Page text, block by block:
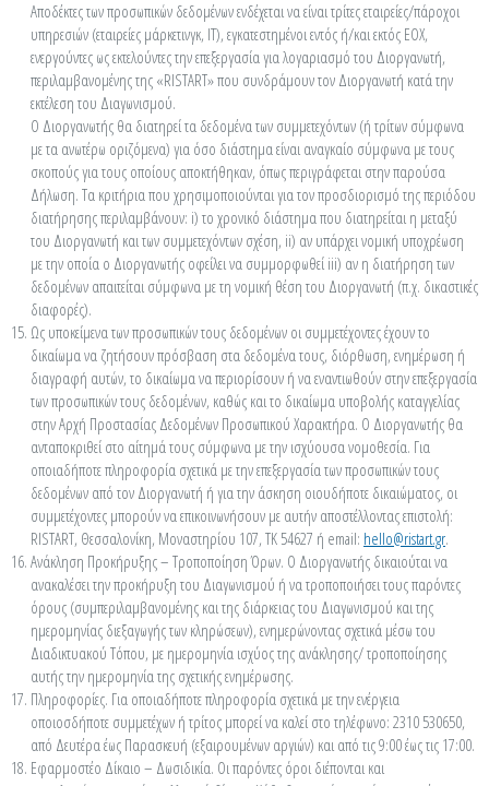
Αποδέκτες των προσωπικών δεδομένων ενδέχεται να είναι τρίτες εταιρείες/πάροχοι
υπηρεσιών (εταιρείες μάρκετινγκ, ΙΤ), εγκατεστημένοι εντός ή/και εκτός ΕΟΧ,
ενεργούντες ως εκτελούντες την επεξεργασία για λογαριασμό του Διοργανωτή,
περιλαμβανομένης της «RISTART» που συνδράμουν τον Διοργανωτή κατά την
εκτέλεση του Διαγωνισμού.
Ο Διοργανωτής θα διατηρεί τα δεδομένα των συμμετεχόντων (ή τρίτων σύμφωνα
με τα ανωτέρω οριζόμενα) για όσο διάστημα είναι αναγκαίο σύμφωνα με τους
σκοπούς για τους οποίους αποκτήθηκαν, όπως περιγράφεται στην παρούσα
Δήλωση. Τα κριτήρια που χρησιμοποιούνται για τον προσδιορισμό της περιόδου
διατήρησης περιλαμβάνουν: i) το χρονικό διάστημα που διατηρείται η μεταξύ
του Διοργανωτή και των συμμετεχόντων σχέση, ii) αν υπάρχει νομική υποχρέωση
με την οποία ο Διοργανωτής οφείλει να συμμορφωθεί iii) αν η διατήρηση των
δεδομένων απαιτείται σύμφωνα με τη νομική θέση του Διοργανωτή (π.χ. δικαστικές
διαφορές).
Ως υποκείμενα των προσωπικών τους δεδομένων οι συμμετέχοντες έχουν το
δικαίωμα να ζητήσουν πρόσβαση στα δεδομένα τους, διόρθωση, ενημέρωση ή
διαγραφή αυτών, το δικαίωμα να περιορίσουν ή να εναντιωθούν στην επεξεργασία
των προσωπικών τους δεδομένων, καθώς και το δικαίωμα υποβολής καταγγελίας
στην Αρχή Προστασίας Δεδομένων Προσωπικού Χαρακτήρα. Ο Διοργανωτής θα
ανταποκριθεί στο αίτημά τους σύμφωνα με την ισχύουσα νομοθεσία. Για
οποιαδήποτε πληροφορία σχετικά με την επεξεργασία των προσωπικών τους
δεδομένων από τον Διοργανωτή ή για την άσκηση οιουδήποτε δικαιώματος, οι
συμμετέχοντες μπορούν να επικοινωνήσουν με αυτήν αποστέλλοντας επιστολή:
RISTART, Θεσσαλονίκη, Μοναστηρίου 107, ΤΚ 54627 ή email: hello@ristart.gr.
Ανάκληση Προκήρυξης – Τροποποίηση Όρων. Ο Διοργανωτής δικαιούται να
ανακαλέσει την προκήρυξη του Διαγωνισμού ή να τροποποιήσει τους παρόντες
όρους (συμπεριλαμβανομένης και της διάρκειας του Διαγωνισμού και της
ημερομηνίας διεξαγωγής των κληρώσεων), ενημερώνοντας σχετικά μέσω του
Διαδικτυακού Τόπου, με ημερομηνία ισχύος της ανάκλησης/ τροποποίησης
αυτής την ημερομηνία της σχετικής ενημέρωσης.
Πληροφορίες. Για οποιαδήποτε πληροφορία σχετικά με την ενέργεια
οποιοσδήποτε συμμετέχων ή τρίτος μπορεί να καλεί στο τηλέφωνο: 2310 530650,
από Δευτέρα έως Παρασκευή (εξαιρουμένων αργιών) και από τις 9:00 έως τις 17:00.
Εφαρμοστέο Δίκαιο – Δωσιδικία. Οι παρόντες όροι διέπονται και